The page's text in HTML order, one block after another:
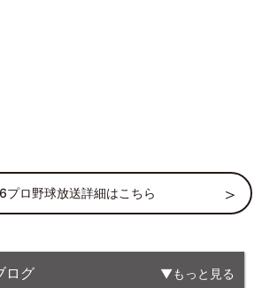
プロ野球放送詳細はこちら
ログ もっと見る